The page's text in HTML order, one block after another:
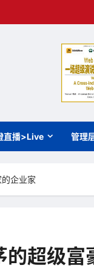
直播>Live 管理
企业家
超级